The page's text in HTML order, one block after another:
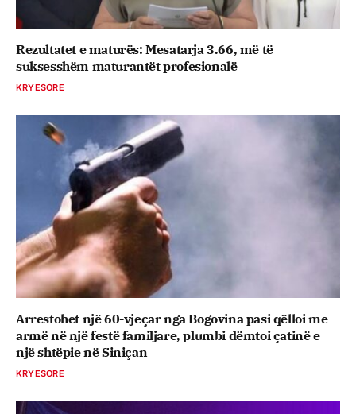
Rezultatet e maturës: Mesatarja 3.66, më të
suksesshëm maturantët profesionalë
KRYESORE
Arrestohet një 60-vjeçar nga Bogovina pasi qëlloi me
armë në një festë familjare, plumbi dëmtoi çatinë e
një shtëpie në Siniçan
KRYESORE